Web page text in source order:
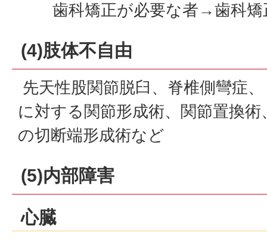
歯科矯正が必要な者→歯科矯
(4)肢体不自由
先天性股関節脱臼、脊椎側彎症
に対する関節形成術、関節置換
の切断端形成術など
(5)内部障害
心臓